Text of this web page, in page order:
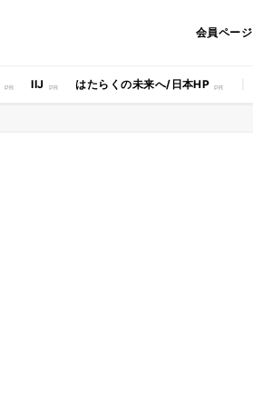
会員ページ
IIJ はたらくの未来へ/日本HP